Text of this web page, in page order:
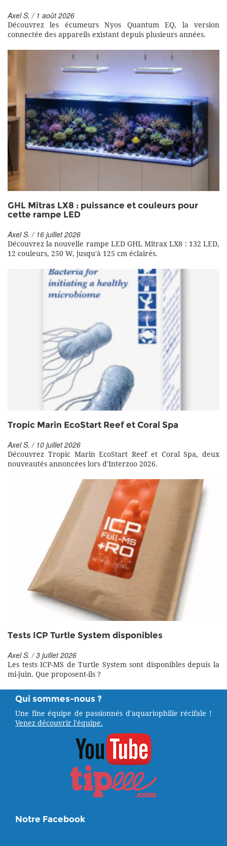
Axel S. / 1 août 2026
Découvrez les écumeurs Nyos Quantum EQ, la version
connectée des appareils existant depuis plusieurs années.
GHL Mitras LX8 : puissance et couleurs pour
cette rampe LED
Axel S. / 16 juillet 2026
Découvrez la nouvelle rampe LED GHL Mitrax LX8 : 132 LED,
12 couleurs, 250 W, jusqu'à 125 cm éclairés.
Tropic Marin EcoStart Reef et Coral Spa
Axel S. / 10 juillet 2026
Découvrez Tropic Marin EcoStart Reef et Coral Spa, deux
nouveautés annoncées lors d'Interzoo 2026.
Tests ICP Turtle System disponibles
Axel S. / 3 juillet 2026
Les tests ICP-MS de Turtle System sont disponibles depuis la
mi-juin. Que proposent-ils ?
Qui sommes-nous ?
Une fine équipe de passionnés d'aquariophilie récifale !
Venez découvrir l'équipe.
Notre Facebook